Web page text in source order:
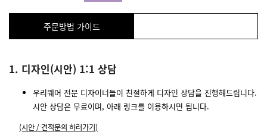
주문방법 가이드
1. 디자인(시안) 1:1 상담
우리웨어 전문 디자이너들이 친절하게 디자인 상담을 진행해드립니다.
시안 상담은 무료이며, 아래 링크를 이용하시면 됩니다.
(시안 / 견적문의 하러가기)